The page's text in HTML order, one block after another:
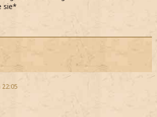
sie*